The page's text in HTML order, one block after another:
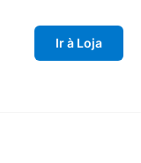
Ir à Loja